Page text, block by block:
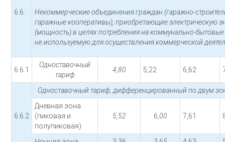
6.6.
Некоммерческие объединения граждан (гаражно-
гаражные кооперативы), приобретающие электрическую
(мощность) в целях потребления на коммунально-
не используемую для осуществления коммерческой
6.6.1
Одноставочный
тариф
4,80 5,22 6,62
6.6.2
Одноставочный тариф, дифференцированный по двум
Дневная зона
(пиковая и
полупиковая)
5,52 6,00 7,61